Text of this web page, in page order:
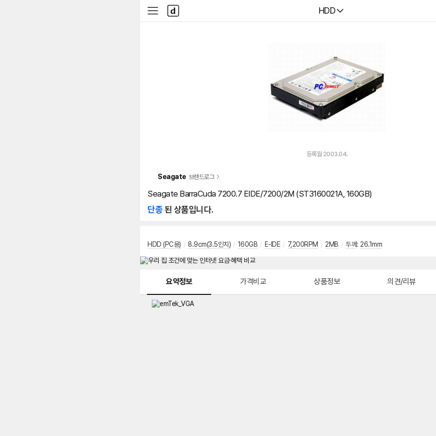
다나와
HDD
사
이
다
나
와
등록월 2003.04.
Seagate 브랜드로그
Seagate BarraCuda 7200.7 EIDE/7200/2M (ST3160021A, 160GB)
단종된 상품입니다.
HDD (PC용) / 8.9cm(3.5인치) / 160GB / E-IDE / 7,200RPM / 2MB / 두께: 26.1mm
요약정보 가격비교 상품정보 의견/리뷰